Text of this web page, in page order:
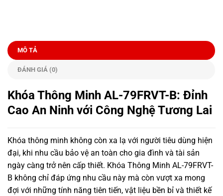
MÔ TẢ
ĐÁNH GIÁ (0)
Khóa Thông Minh AL-79FRVT-B: Đỉnh
Cao An Ninh với Công Nghệ Tương Lai
Khóa thông minh không còn xa lạ với người tiêu dùng hiện
đại, khi nhu cầu bảo vệ an toàn cho gia đình và tài sản
ngày càng trở nên cấp thiết. Khóa Thông Minh AL-79FRVT-
B không chỉ đáp ứng nhu cầu này mà còn vượt xa mong
đợi với những tính năng tiên tiến, vật liệu bền bỉ và thiết kế